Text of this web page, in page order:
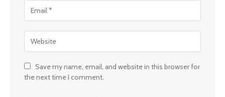
Save my name, email, and website in this browser for
the next time I comment.